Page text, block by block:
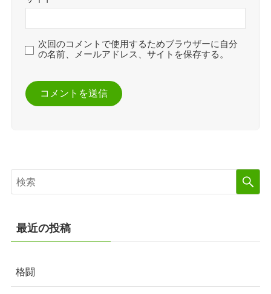
次回のコメントで使用するためブラウザーに自分
の名前、メールアドレス、サイトを保存する。
最近の投稿
格闘